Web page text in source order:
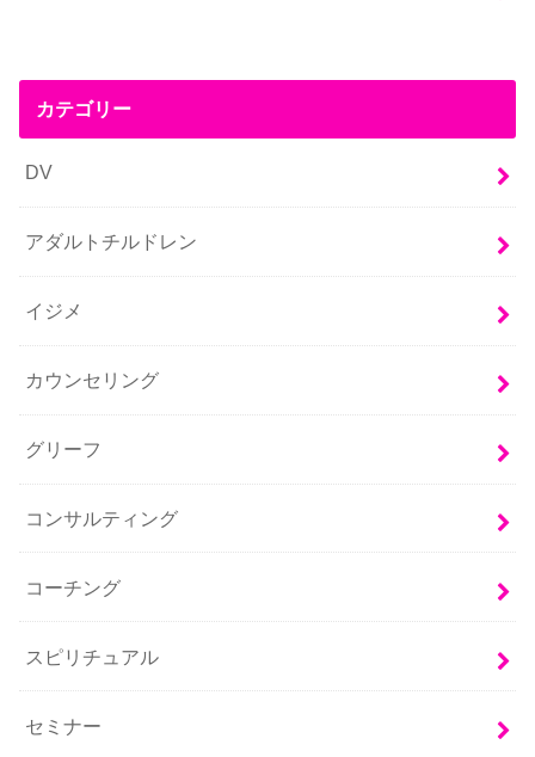
カテゴリー
DV
アダルトチルドレン
イジメ
カウンセリング
グリーフ
コンサルティング
コーチング
スピリチュアル
セミナー